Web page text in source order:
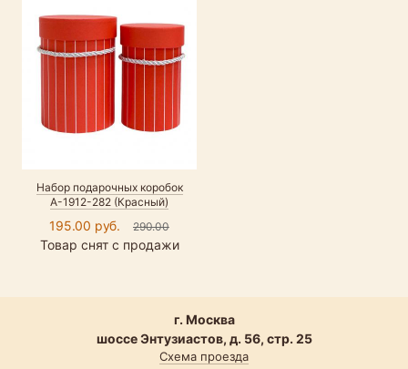
Набор подарочных коробок
А-1912-282 (Красный)
195.00 руб. 290.00
Товар снят с продажи
г. Москва
шоссе Энтузиастов, д. 56, стр. 25
Схема проезда